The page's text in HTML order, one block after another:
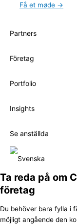
Få et møde →
Partners
Företag
Portfolio
Insights
Se anställda
Ta reda på om
företag
Du behöver bara fylla i
möjligt angående den